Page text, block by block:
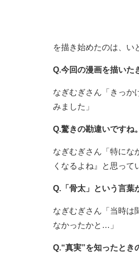
を描き始めたのは、い
Q.今回の漫画を描いた
なぎむぎさん「きっか
みました」
Q.驚きの勘違いですね
なぎむぎさん「特にな
くなるよね』と思って
Q.「骨太」という言葉
なぎむぎさん「当時は
なかったかと…」
Q.“真実”を知ったとき